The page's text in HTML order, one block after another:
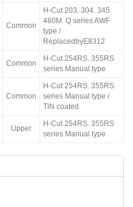
Common
H-Cut 203. 304. 345.
460M. Q series AWF
type /
ReplacedbyE8312
Common
H-Cut 254RS. 355RS
series Manual type
Common
H-Cut 254RS. 355RS
series Manual type /
TiN coated
Upper
H-Cut 254RS. 355RS
series Manual type